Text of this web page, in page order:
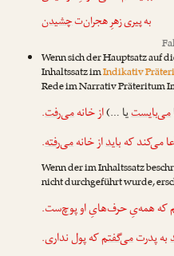
به پیری زهرِ هجران‌تچشیدن
Wenn sich der Hauptsatz auf
Inhaltssatz imIndikativ
Rede im Narrativ Präteritum
می‌بایستیا …)از خانهمی‌رفت.
می‌کند کهبایداز خانهمی‌رفته.
Wenn der im Inhaltssatz
nicht durchgeführt wurde,
که همه‌یِ حرف‌هایِ او پوچ‌ست.
به پدرتمی‌گفتمکه پول نداری.